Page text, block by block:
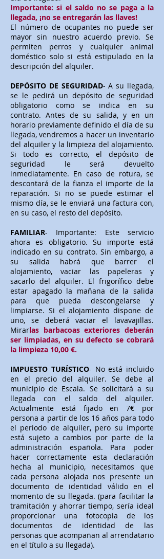
Importante: si el saldo no se paga a la
llegada, ¡no se entregarán las llaves!
El número de ocupantes no puede ser
mayor sin nuestro acuerdo previo. Se
permiten perros y cualquier animal
doméstico solo si está estipulado en la
descripción del alquiler.
DEPÓSITO DE SEGURIDAD- A su llegada,
se le pedirá un depósito de seguridad
obligatorio como se indica en su
contrato. Antes de su salida, y en un
horario previamente definido el día de su
llegada, vendremos a hacer un inventario
del alquiler y la limpieza del alojamiento.
Si todo es correcto, el depósito de
seguridad le será devuelto
inmediatamente. En caso de rotura, se
descontará de la fianza el importe de la
reparación. Si no se puede estimar el
mismo día, se le enviará una factura con,
en su caso, el resto del depósito.
FAMILIAR- Importante: Este servicio
ahora es obligatorio. Su importe está
indicado en su contrato. Sin embargo, a
su salida habrá que barrer el
alojamiento, vaciar las papeleras y
sacarlo del alquiler. El frigorífico debe
estar apagado la mañana de la salida
para que pueda descongelarse y
limpiarse. Si el alojamiento dispone de
uno, se deberá vaciar el lavavajillas.
Mirarlas barbacoas exteriores deberán
ser limpiadas, en su defecto se cobrará
la limpieza 10,00 €.
IMPUESTO TURÍSTICO- No está incluido
en el precio del alquiler. Se debe al
municipio de Escala. Se solicitará a su
llegada con el saldo del alquiler.
Actualmente está fijado en 7€ por
persona a partir de los 16 años para todo
el periodo de alquiler, pero su importe
está sujeto a cambios por parte de la
administración española. Para poder
hacer correctamente esta declaración
hecha al municipio, necesitamos que
cada persona alojada nos presente un
documento de identidad válido en el
momento de su llegada. (para facilitar la
tramitación y ahorrar tiempo, sería ideal
proporcionar una fotocopia de los
documentos de identidad de las
personas que acompañan al arrendatario
en el título a su llegada).